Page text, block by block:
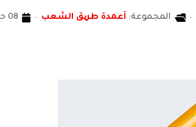
المجموعة: آعمدة طریق الشعب 08 حزيران/يونيو 2020